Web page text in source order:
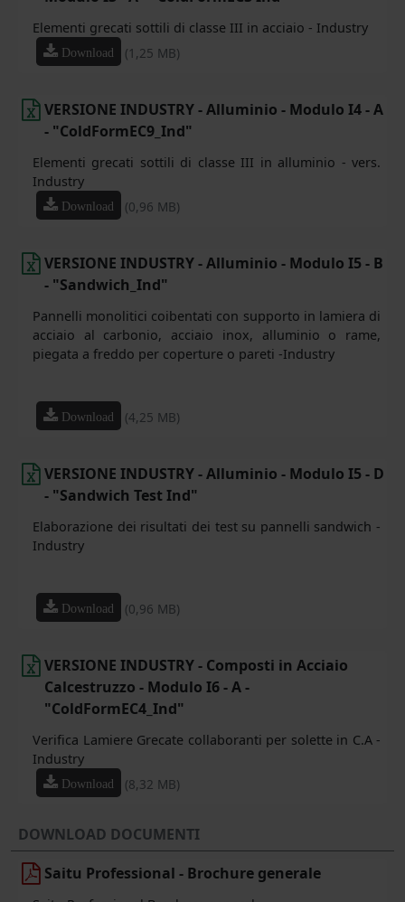
Elementi grecati sottili di classe III in acciaio - Industry
Download (1,25 MB)
VERSIONE INDUSTRY - Alluminio - Modulo I4 - A
- "ColdFormEC9_Ind"
Elementi grecati sottili di classe III in alluminio - vers.
Industry
Download (0,96 MB)
VERSIONE INDUSTRY - Alluminio - Modulo I5 - B
- "Sandwich_Ind"
Pannelli monolitici coibentati con supporto in lamiera di
acciaio al carbonio, acciaio inox, alluminio o rame,
piegata a freddo per coperture o pareti -Industry
Download (4,25 MB)
VERSIONE INDUSTRY - Alluminio - Modulo I5 - D
- "Sandwich Test Ind"
Elaborazione dei risultati dei test su pannelli sandwich -
Industry
Download (0,96 MB)
VERSIONE INDUSTRY - Composti in Acciaio
Calcestruzzo - Modulo I6 - A -
"ColdFormEC4_Ind"
Verifica Lamiere Grecate collaboranti per solette in C.A -
Industry
Download (8,32 MB)
DOWNLOAD DOCUMENTI
Saitu Professional - Brochure generale